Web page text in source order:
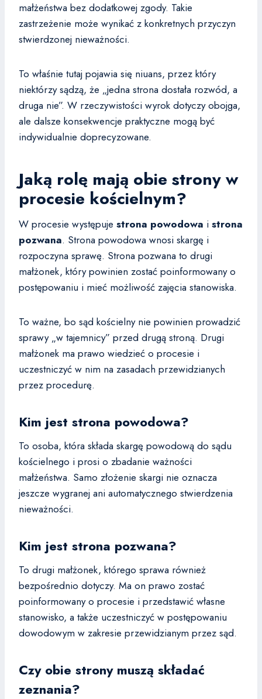
małżeństwa bez dodatkowej zgody. Takie
zastrzeżenie może wynikać z konkretnych przyczyn
stwierdzonej nieważności.
To właśnie tutaj pojawia się niuans, przez który
niektórzy sądzą, że „jedna strona dostała rozwód, a
druga nie”. W rzeczywistości wyrok dotyczy obojga,
ale dalsze konsekwencje praktyczne mogą być
indywidualnie doprecyzowane.
Jaką rolę mają obie strony w
procesie kościelnym?
W procesie występuje strona powodowa i strona
pozwana. Strona powodowa wnosi skargę i
rozpoczyna sprawę. Strona pozwana to drugi
małżonek, który powinien zostać poinformowany o
postępowaniu i mieć możliwość zajęcia stanowiska.
To ważne, bo sąd kościelny nie powinien prowadzić
sprawy „w tajemnicy” przed drugą stroną. Drugi
małżonek ma prawo wiedzieć o procesie i
uczestniczyć w nim na zasadach przewidzianych
przez procedurę.
Kim jest strona powodowa?
To osoba, która składa skargę powodową do sądu
kościelnego i prosi o zbadanie ważności
małżeństwa. Samo złożenie skargi nie oznacza
jeszcze wygranej ani automatycznego stwierdzenia
nieważności.
Kim jest strona pozwana?
To drugi małżonek, którego sprawa również
bezpośrednio dotyczy. Ma on prawo zostać
poinformowany o procesie i przedstawić własne
stanowisko, a także uczestniczyć w postępowaniu
dowodowym w zakresie przewidzianym przez sąd.
Czy obie strony muszą składać
zeznania?